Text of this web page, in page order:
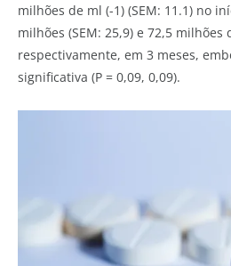
milhões de ml (-1) (SEM: 11.1) no
milhões (SEM: 25,9) e 72,5 milhões
respectivamente, em 3 meses,
significativa (P = 0,09, 0,09).